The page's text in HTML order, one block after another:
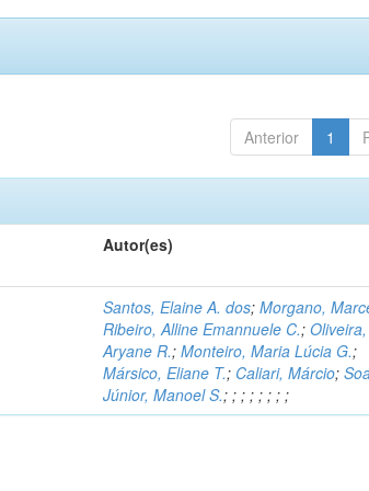
Anterior 1
Autor(es)
Santos, Elaine A. dos;Morgano,
Ribeiro, Alline Emannuele C.;Oliveira,
Aryane R.;Monteiro, Maria Lúcia G.;
Mársico, Eliane T.; Caliari, Márcio;
Júnior, Manoel S.;;;;;;;;